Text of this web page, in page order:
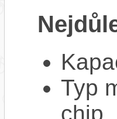
Typ
chip